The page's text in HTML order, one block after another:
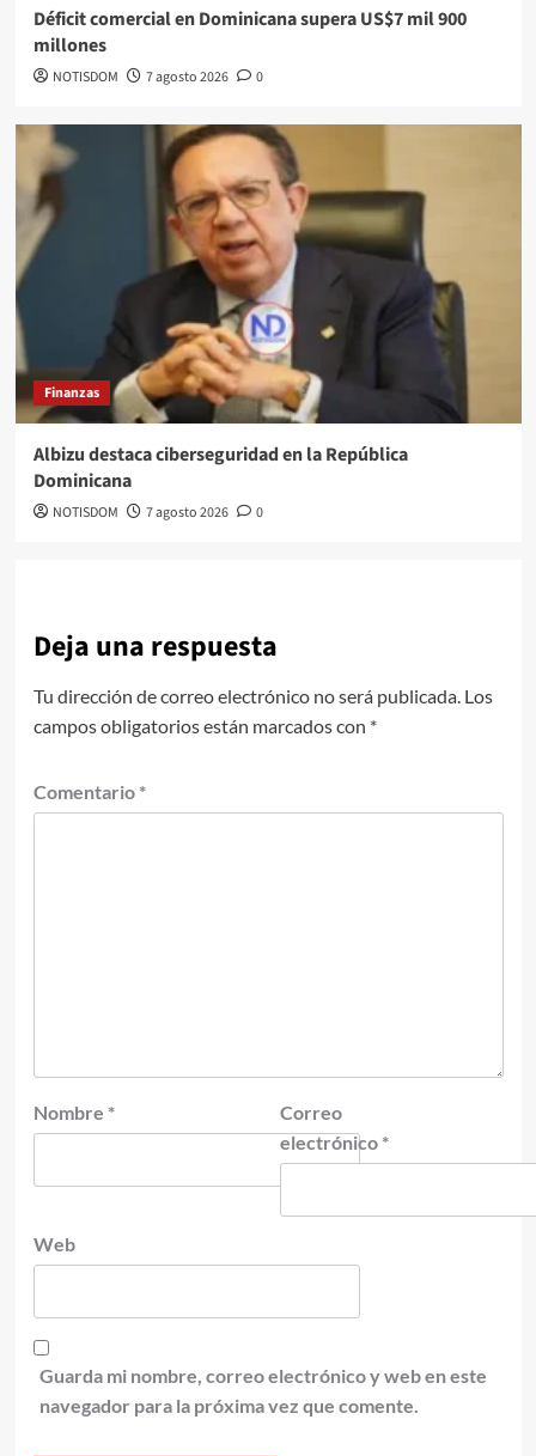
Déficit comercial en Dominicana supera US$7 mil 900
millones
NOTISDOM 7 agosto 2026 0
Finanzas
Albizu destaca ciberseguridad en la República
Dominicana
NOTISDOM 7 agosto 2026 0
Deja una respuesta
Tu dirección de correo electrónico no será publicada. Los
campos obligatorios están marcados con *
Comentario *
Nombre *
Correo
electrónico *
Web
Guarda mi nombre, correo electrónico y web en este
navegador para la próxima vez que comente.